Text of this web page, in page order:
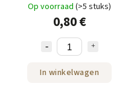
Op voorraad (>5 stuks)
0,80 €
In winkelwagen